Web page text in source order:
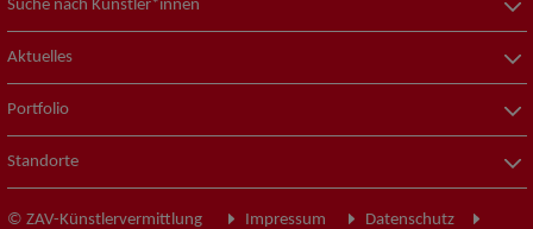
Suche nach Künstler*innen
Aktuelles
Portfolio
Standorte
© ZAV-Künstlervermittlung Impressum Datenschutz